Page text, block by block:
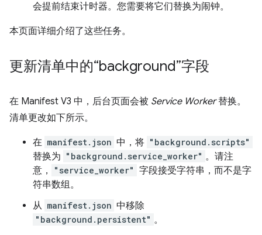
会提前结束计时器。您需要将它们替换为闹钟。
本页面详细介绍了这些任务。
更新清单中的“background”字段
在 Manifest V3 中，后台页面会被 Service Worker替换。
清单更改如下所示。
在 manifest.json 中，将 "background.scripts"
替换为 "background.service_worker" 。请注
意，
"service_worker" 字段接受字符串，而不是字
符串数组。
从 manifest.json 中移除
"background.persistent" 。